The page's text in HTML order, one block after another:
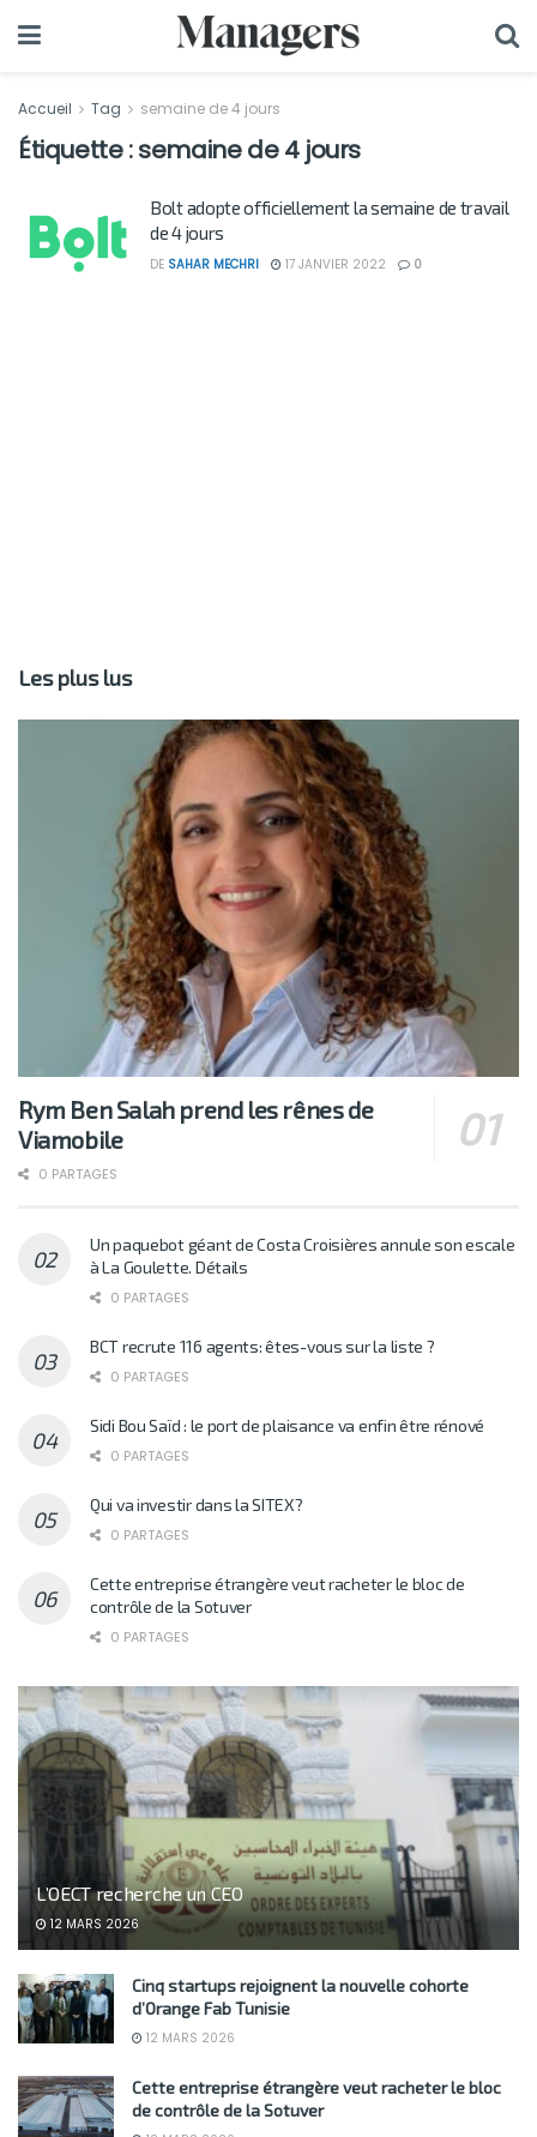
Accueil Tag semaine de 4 jours
Étiquette :semaine de 4 jours
Bolt adopte officiellement la semaine de travail
de 4 jours
DE SAHAR MECHRI 17 JANVIER 2022 0
Les plus lus
Rym Ben Salah prend les rênes de
Viamobile
0 PARTAGES
Un paquebot géant de Costa Croisières annule son escale
à La Goulette. Détails
0 PARTAGES
BCT recrute 116 agents: êtes-vous sur la liste ?
0 PARTAGES
Sidi Bou Saïd : le port de plaisance va enfin être rénové
0 PARTAGES
Qui va investir dans la SITEX?
0 PARTAGES
Cette entreprise étrangère veut racheter le bloc de
contrôle de la Sotuver
0 PARTAGES
L’OECT recherche un CEO
12 MARS 2026
Cinq startups rejoignent la nouvelle cohorte
d’Orange Fab Tunisie
12 MARS 2026
Cette entreprise étrangère veut racheter le bloc
de contrôle de la Sotuver